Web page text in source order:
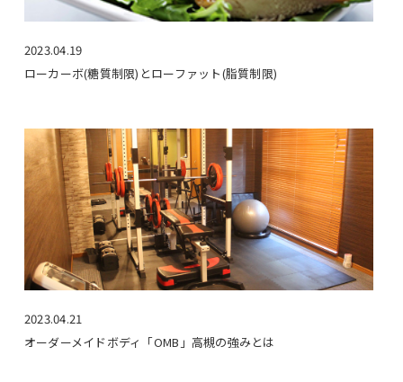
2023.04.19
ローカーボ(糖質制限)とローファット(脂質制限)
2023.04.21
オーダーメイドボディ「OMB」高槻の強みとは